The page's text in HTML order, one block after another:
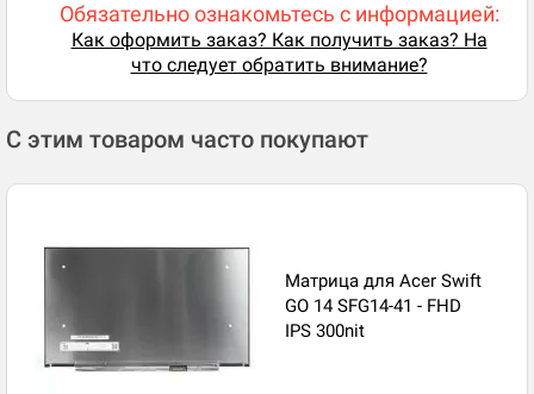
Обязательно ознакомьтесь с информацией:
Как оформить заказ? Как получить заказ? На
что следует обратить внимание?
С этим товаром часто покупают
Матрица для Acer Swift
GO 14 SFG14-41 - FHD
IPS 300nit